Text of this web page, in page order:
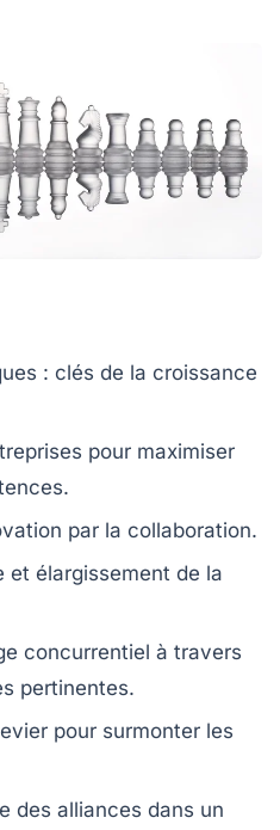
: clés de la croissance
pour maximiser
.
par la collaboration.
et élargissement de la
concurrentiel à travers
pertinentes.
pour surmonter les
des alliances dans un